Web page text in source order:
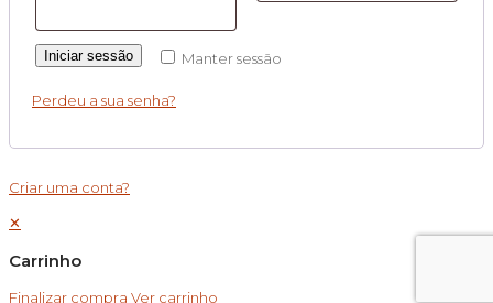
Manter sessão
Iniciar sessão
Perdeu a sua senha?
Criar uma conta?
✕
Carrinho
Finalizar compra Ver carrinho